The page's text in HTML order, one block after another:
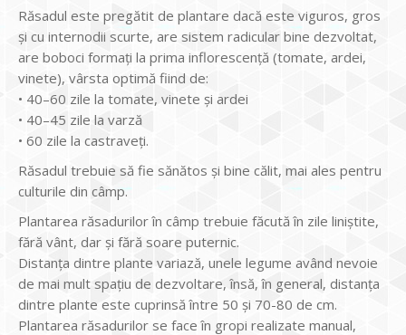
Răsadul este pregătit de plantare dacă este viguros, gros
și cu internodii scurte, are sistem radicular bine dezvoltat,
are boboci formați la prima inflorescență (tomate, ardei,
vinete), vârsta optimă fiind de:
• 40–60 zile la tomate, vinete și ardei
• 40–45 zile la varză
• 60 zile la castraveți.
Răsadul trebuie să fie sănătos și bine călit, mai ales pentru
culturile din câmp.
Plantarea răsadurilor în câmp trebuie făcută în zile liniștite,
fără vânt, dar și fără soare puternic.
Distanța dintre plante variază, unele legume având nevoie
de mai mult spațiu de dezvoltare, însă, în general, distanța
dintre plante este cuprinsă între 50 și 70-80 de cm.
Plantarea răsadurilor se face în gropi realizate manual,